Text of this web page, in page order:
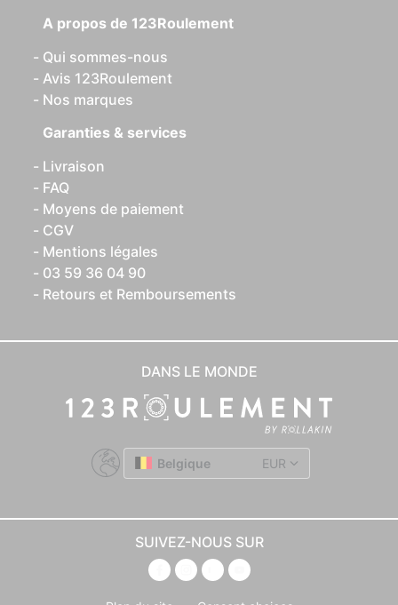
A propos de 123Roulement
Qui sommes-nous
Avis 123Roulement
Nos marques
Garanties & services
Livraison
FAQ
Moyens de paiement
CGV
Mentions légales
03 59 36 04 90
Retours et Remboursements
DANS LE MONDE
Belgique EUR
SUIVEZ-NOUS SUR